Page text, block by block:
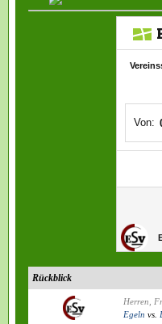
Rückblick
Herren,
Egeln vs.